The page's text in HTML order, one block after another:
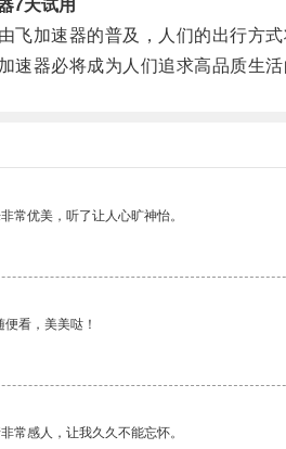
7天试用
加速器的普及，人们的出行方式
器必将成为人们追求高品质生活
常优美，听了让人心旷神怡。
看，美美哒！
常感人，让我久久不能忘怀。